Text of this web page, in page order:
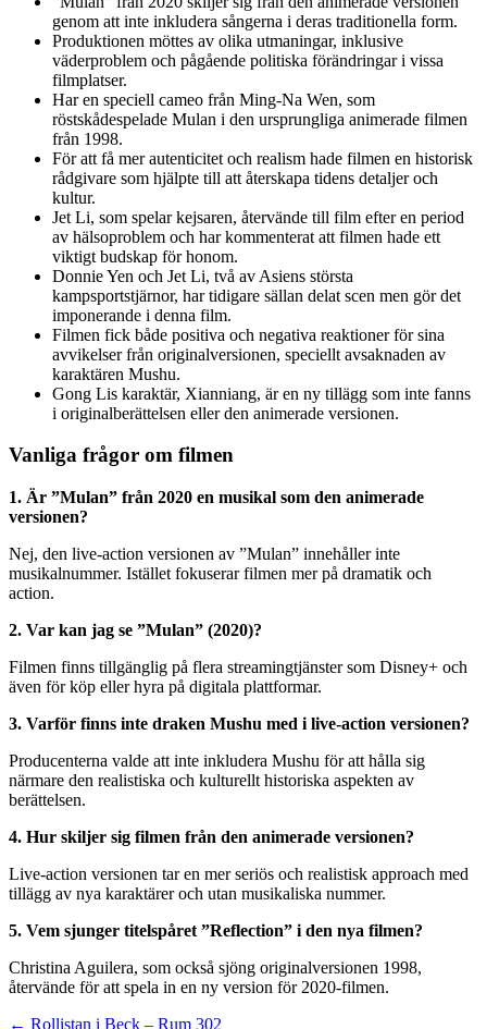
genom att inte inkludera sångerna i deras traditionella form.
Produktionen möttes av olika utmaningar, inklusive
väderproblem och pågående politiska förändringar i vissa
filmplatser.
Har en speciell cameo från Ming-Na Wen, som
röstskådespelade Mulan i den ursprungliga animerade filmen
från 1998.
För att få mer autenticitet och realism hade filmen en historisk
rådgivare som hjälpte till att återskapa tidens detaljer och
kultur.
Jet Li, som spelar kejsaren, återvände till film efter en period
av hälsoproblem och har kommenterat att filmen hade ett
viktigt budskap för honom.
Donnie Yen och Jet Li, två av Asiens största
kampsportstjärnor, har tidigare sällan delat scen men gör det
imponerande i denna film.
Filmen fick både positiva och negativa reaktioner för sina
avvikelser från originalversionen, speciellt avsaknaden av
karaktären Mushu.
Gong Lis karaktär, Xianniang, är en ny tillägg som inte fanns
i originalberättelsen eller den animerade versionen.
Vanliga frågor om filmen
1. Är ”Mulan” från 2020 en musikal som den animerade
versionen?
Nej, den live-action versionen av ”Mulan” innehåller inte
musikalnummer. Istället fokuserar filmen mer på dramatik och
action.
2. Var kan jag se ”Mulan” (2020)?
Filmen finns tillgänglig på flera streamingtjänster som Disney+ och
även för köp eller hyra på digitala plattformar.
3. Varför finns inte draken Mushu med i live-action versionen?
Producenterna valde att inte inkludera Mushu för att hålla sig
närmare den realistiska och kulturellt historiska aspekten av
berättelsen.
4. Hur skiljer sig filmen från den animerade versionen?
Live-action versionen tar en mer seriös och realistisk approach med
tillägg av nya karaktärer och utan musikaliska nummer.
5. Vem sjunger titelspåret ”Reflection” i den nya filmen?
Christina Aguilera, som också sjöng originalversionen 1998,
återvände för att spela in en ny version för 2020-filmen.
← Rollistan i Beck – Rum 302